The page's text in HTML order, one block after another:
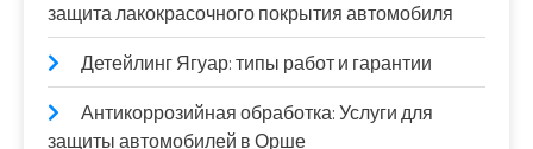
защита лакокрасочного покрытия автомобиля
Детейлинг Ягуар: типы работ и гарантии
Антикоррозийная обработка: Услуги для
защиты автомобилей в Орше